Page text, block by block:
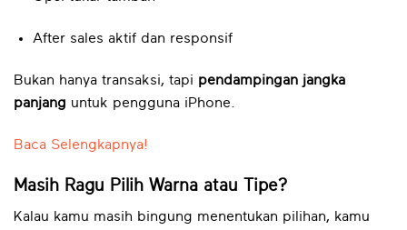
After sales aktif dan responsif
Bukan hanya transaksi, tapi pendampingan jangka
panjang untuk pengguna iPhone.
Baca Selengkapnya!
Masih Ragu Pilih Warna atau Tipe?
Kalau kamu masih bingung menentukan pilihan, kamu